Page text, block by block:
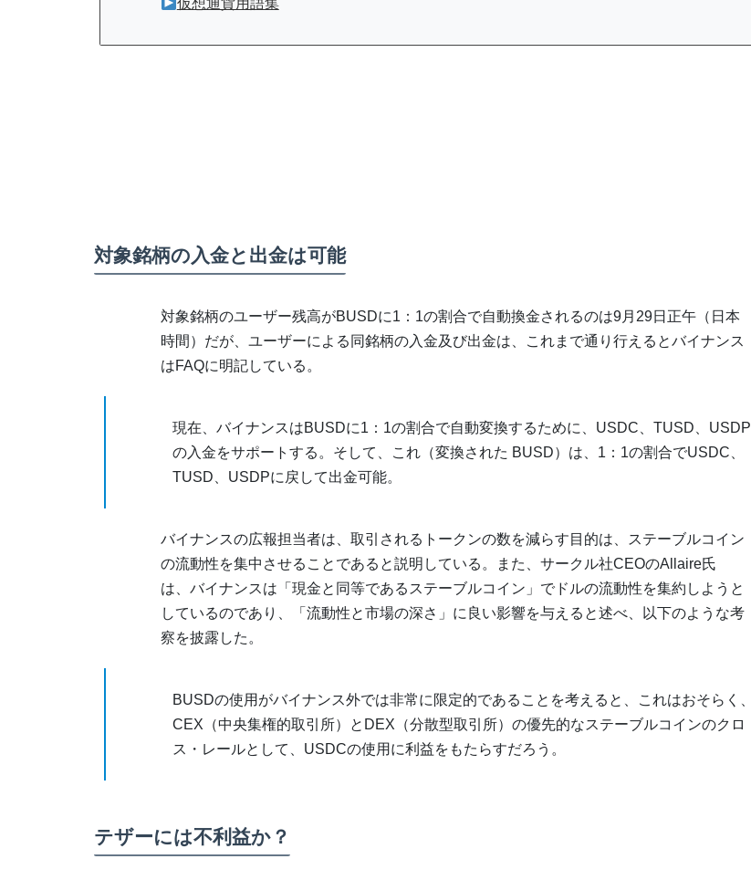
仮想通貨用語集
対象銘柄の入金と出金は可能
対象銘柄のユーザー残高がBUSDに1：1の割合で自動換金されるのは9月29日正午（日本
時間）だが、ユーザーによる同銘柄の入金及び出金は、これまで通り行えるとバイナンス
はFAQに明記している。
現在、バイナンスはBUSDに1：1の割合で自動変換するために、USDC、TUSD、USDP
の入金をサポートする。そして、これ（変換された BUSD）は、1：1の割合でUSDC、
TUSD、USDPに戻して出金可能。
バイナンスの広報担当者は、取引されるトークンの数を減らす目的は、ステーブルコイン
の流動性を集中させることであると説明している。また、サークル社CEOのAllaire氏
は、バイナンスは「現金と同等であるステーブルコイン」でドルの流動性を集約しようと
しているのであり、「流動性と市場の深さ」に良い影響を与えると述べ、以下のような考
察を披露した。
BUSDの使用がバイナンス外では非常に限定的であることを考えると、これはおそらく、
CEX（中央集権的取引所）とDEX（分散型取引所）の優先的なステーブルコインのクロ
ス・レールとして、USDCの使用に利益をもたらすだろう。
テザーには不利益か？